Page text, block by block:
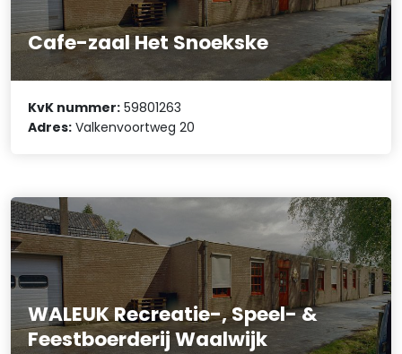
Cafe-zaal Het Snoekske
KvK nummer: 59801263
Adres: Valkenvoortweg 20
WALEUK Recreatie-, Speel- &
Feestboerderij Waalwijk